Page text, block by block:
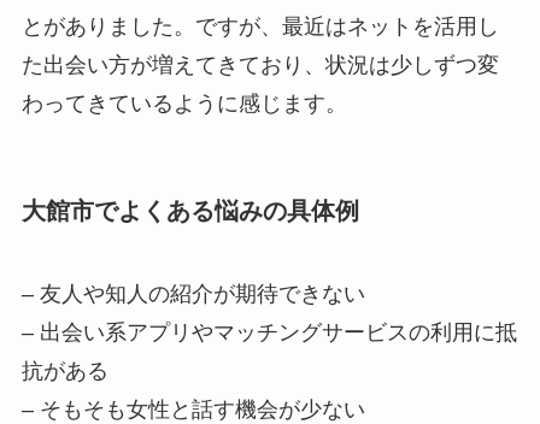
とがありました。ですが、最近はネットを活用し
た出会い方が増えてきており、状況は少しずつ変
わってきているように感じます。
大館市でよくある悩みの具体例
– 友人や知人の紹介が期待できない
– 出会い系アプリやマッチングサービスの利用に抵
抗がある
– そもそも女性と話す機会が少ない